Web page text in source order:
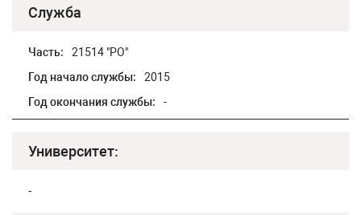
Служба
Часть:
21514 "РО"
Год начало службы:
2015
Год окончания службы:
-
Университет:
-